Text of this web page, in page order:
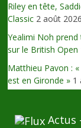
Riley en tête,
Classic 2 août 2026
Yealimi Noh
sur le British Open
Matthieu Pavon :
est en Gironde » 1
Actus